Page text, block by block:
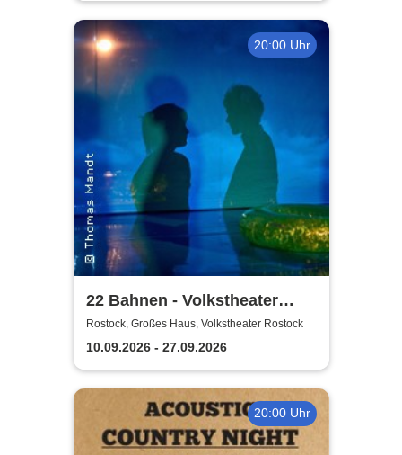
20:00 Uhr
22 Bahnen - Volkstheater
Rostock
Rostock, Großes Haus, Volkstheater Rostock
10.09.2026 - 27.09.2026
20:00 Uhr